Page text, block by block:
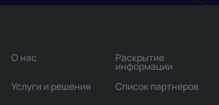
О нас
Услуги и решения
Раскрытие
информации
Список партнеров